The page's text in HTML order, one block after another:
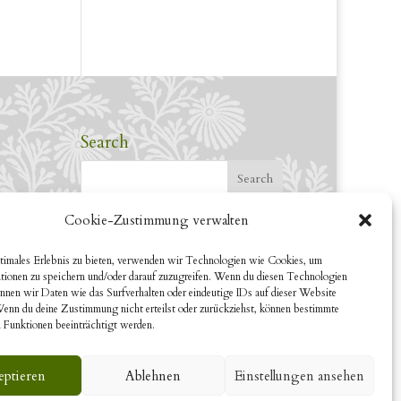
Cookie-Zustimmung verwalten
Erlebnis zu bieten, verwenden wir Technologien wie Cookies, um
zu speichern und/oder darauf zuzugreifen. Wenn du diesen Technologien
wir Daten wie das Surfverhalten oder eindeutige IDs auf dieser Website
du deine Zustimmung nicht erteilst oder zurückziehst, können bestimmte
Funktionen beeinträchtigt werden.
Ablehnen Einstellungen ansehen
Search